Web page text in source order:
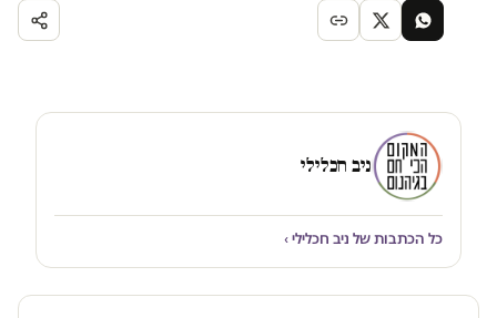
ניב חכלילי
כל הכתבות של ניב חכלילי ›